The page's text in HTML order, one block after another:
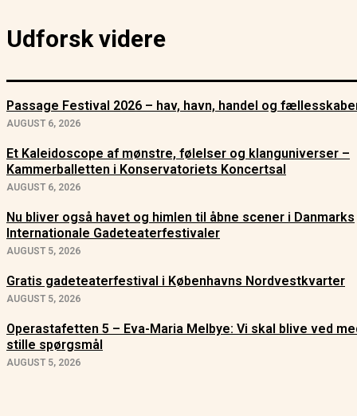
Udforsk videre
Passage Festival 2026 – hav, havn, handel og
AUGUST 6, 2026
Et Kaleidoscope af mønstre, følelser og klanguniverser –
Kammerballetten i Konservatoriets Koncertsal
AUGUST 6, 2026
Nu bliver også havet og himlen til åbne scener i Danmarks
Internationale Gadeteaterfestivaler
AUGUST 5, 2026
Gratis gadeteaterfestival i Københavns Nordvestkvarter
AUGUST 5, 2026
Operastafetten 5 – Eva-Maria Melbye: Vi skal blive ved
stille spørgsmål
AUGUST 5, 2026